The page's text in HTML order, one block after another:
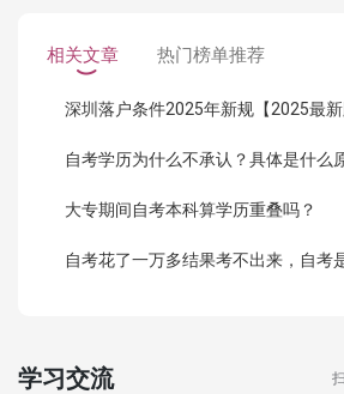
相关文章 热门榜单推荐
深圳落户条件2025年新规【2025最新
自考学历为什么不承认？具体是什么
大专期间自考本科算学历重叠吗？
自考花了一万多结果考不出来，自考
学习交流